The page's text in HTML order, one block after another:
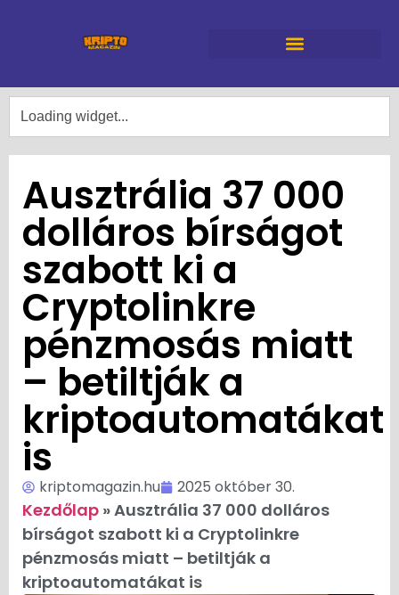
Ausztrália 37 000
dolláros bírságot
szabott ki a
Cryptolinkre
pénzmosás miatt
– betiltják a
kriptoautomatákat
is
kriptomagazin.hu 2025 október 30.
Kezdőlap »Ausztrália 37 000 dolláros
bírságot szabott ki a Cryptolinkre
pénzmosás miatt – betiltják a
kriptoautomatákat is